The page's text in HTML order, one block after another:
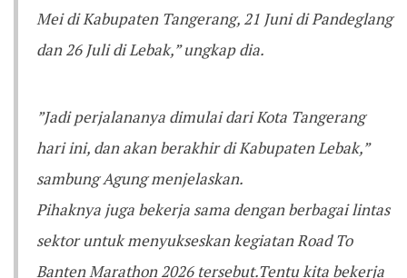
Mei di Kabupaten Tangerang, 21 Juni di Pandeglang
dan 26 Juli di Lebak,” ungkap dia.
‎‎”Jadi perjalananya dimulai dari Kota Tangerang
hari ini, dan akan berakhir di Kabupaten Lebak,”
sambung Agung menjelaskan.
‎‎Pihaknya juga bekerja sama dengan berbagai lintas
sektor untuk menyukseskan kegiatan Road To
Banten Marathon 2026 tersebut.Tentu kita bekerja